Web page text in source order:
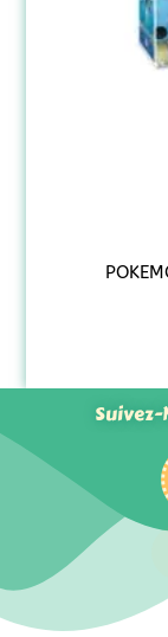
Suivez-